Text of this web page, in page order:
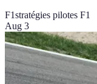
F1stratégies pilotes F1
Aug 3